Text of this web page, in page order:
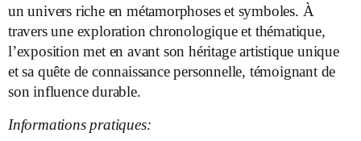
un univers riche en métamorphoses et symboles. À
travers une exploration chronologique et thématique,
l’exposition met en avant son héritage artistique unique
et sa quête de connaissance personnelle, témoignant de
son influence durable.
Informations pratiques: